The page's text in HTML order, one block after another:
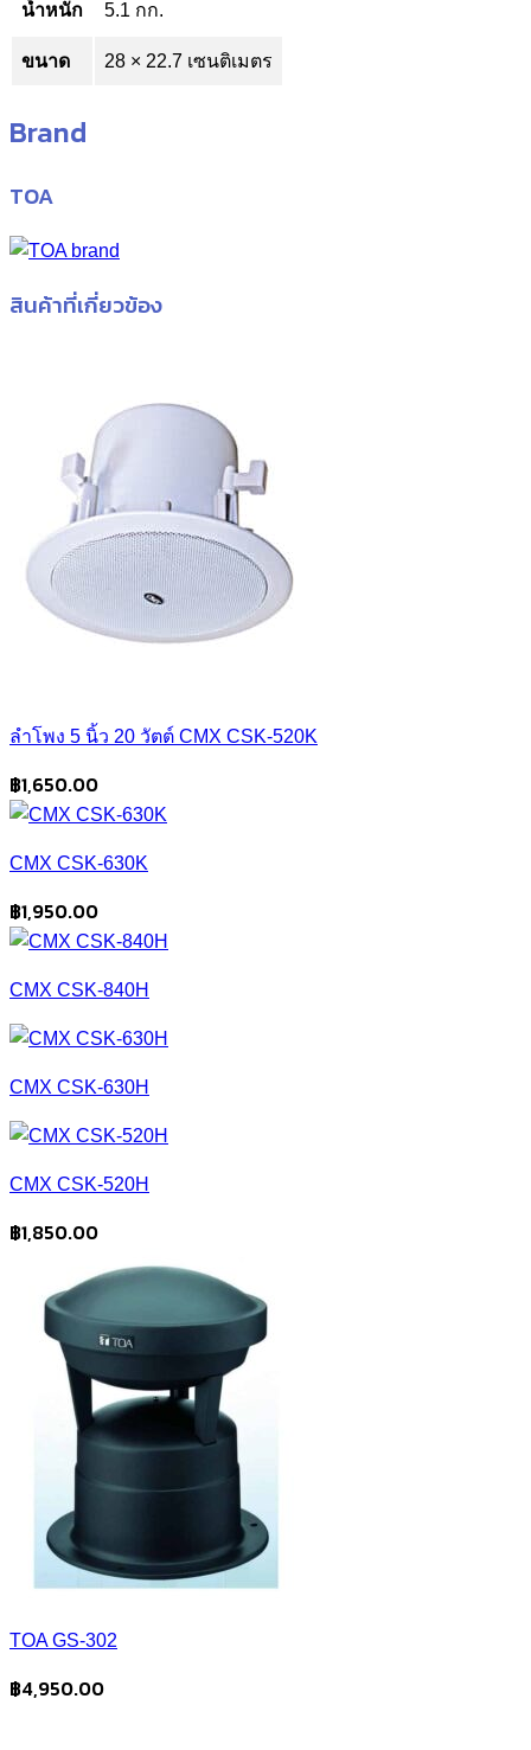
น้ำหนัก 5.1 กก.
ขนาด 28 × 22.7 เซนติเมตร
Brand
TOA
สินค้าที่เกี่ยวข้อง
ลำโพง 5 นิ้ว 20 วัตต์ CMX CSK-520K
฿1,650.00
CMX CSK-630K
฿1,950.00
CMX CSK-840H
CMX CSK-630H
CMX CSK-520H
฿1,850.00
TOA GS-302
฿4,950.00